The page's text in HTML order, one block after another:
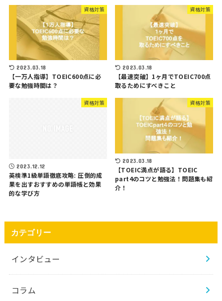
資格対策
2023.03.18
【一万人指導】TOEIC600点に必
要な勉強時間は？
資格対策
2023.03.18
【最速突破】1ヶ月でTOEIC700点
取るためにすべきこと
資格対策
2023.12.12
英検準1級単語徹底攻略: 圧倒的成
果を出すおすすめの単語帳と効果
的な学び方
資格対策
2023.03.18
【TOEIC満点が語る】TOEIC
part4のコツと勉強法！問題集も紹
介！
カテゴリー
インタビュー
コラム